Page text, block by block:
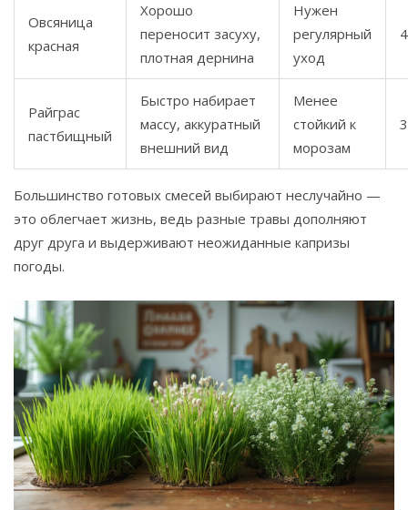
Овсяница
красная
Хорошо
переносит засуху,
плотная дернина
Нужен
регулярный
уход
Райграс
пастбищный
Быстро набирает
массу, аккуратный
внешний вид
Менее
стойкий к
морозам
Большинство готовых смесей выбирают неслучайно —
это облегчает жизнь, ведь разные травы дополняют
друг друга и выдерживают неожиданные капризы
погоды.